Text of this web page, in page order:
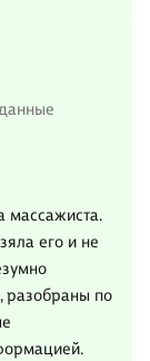
массажиста.
его и не
разобраны по